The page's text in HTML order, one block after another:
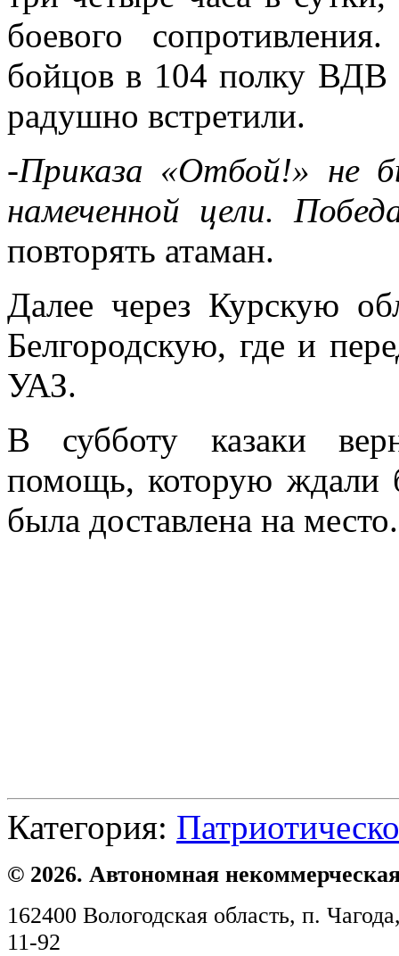
боевого
бойцов в 104 полку ВДВ
радушно встретили.
-Приказа «Отбой!» не
намеченной цели.
повторять атаман.
Далее через Курскую
Белгородскую, где и
УАЗ.
В субботу казаки
помощь, которую ждали
была доставлена на место.
Категория:
© 2026. Автономная
162400 Вологодская область, п.
11-92